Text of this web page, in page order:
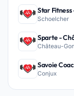
Star
Schoelcher
Sparte -
Château-
Savoie
Conjux